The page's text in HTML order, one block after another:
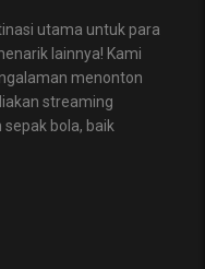
utama untuk para
lainnya! Kami
menonton
streaming
bola, baik